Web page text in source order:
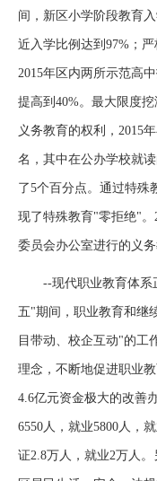
间，新区小学阶段教育
近入学比例达到97%；
2015年区内两所示范高
提高到40%。最大限度
义务教育的权利，2015
名，其中在公办学校就
了5个百分点。通过特殊
现了特殊教育"零拒绝"。
委员会办公室进行的义
--现代职业教育体系
五"期间，职业教育和继
目带动、校企互动"的工
理念，不断地促进职业
4.6亿元资金极大的改善
6550人，就业5800人，
证2.8万人，就业2万人